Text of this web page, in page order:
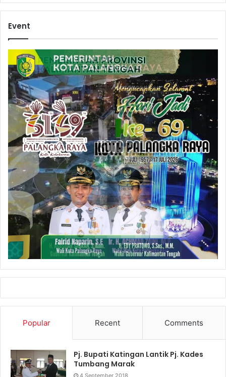
Event
Popular Recent Comments
Pj. Bupati Katingan Lantik Pj. Kades
Tumbang Marak
4 September 2018